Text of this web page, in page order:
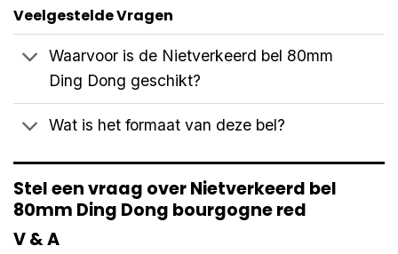
Veelgestelde Vragen
Waarvoor is de Nietverkeerd bel 80mm
Ding Dong geschikt?
Wat is het formaat van deze bel?
Stel een vraag over Nietverkeerd bel
80mm Ding Dong bourgogne red
V & A